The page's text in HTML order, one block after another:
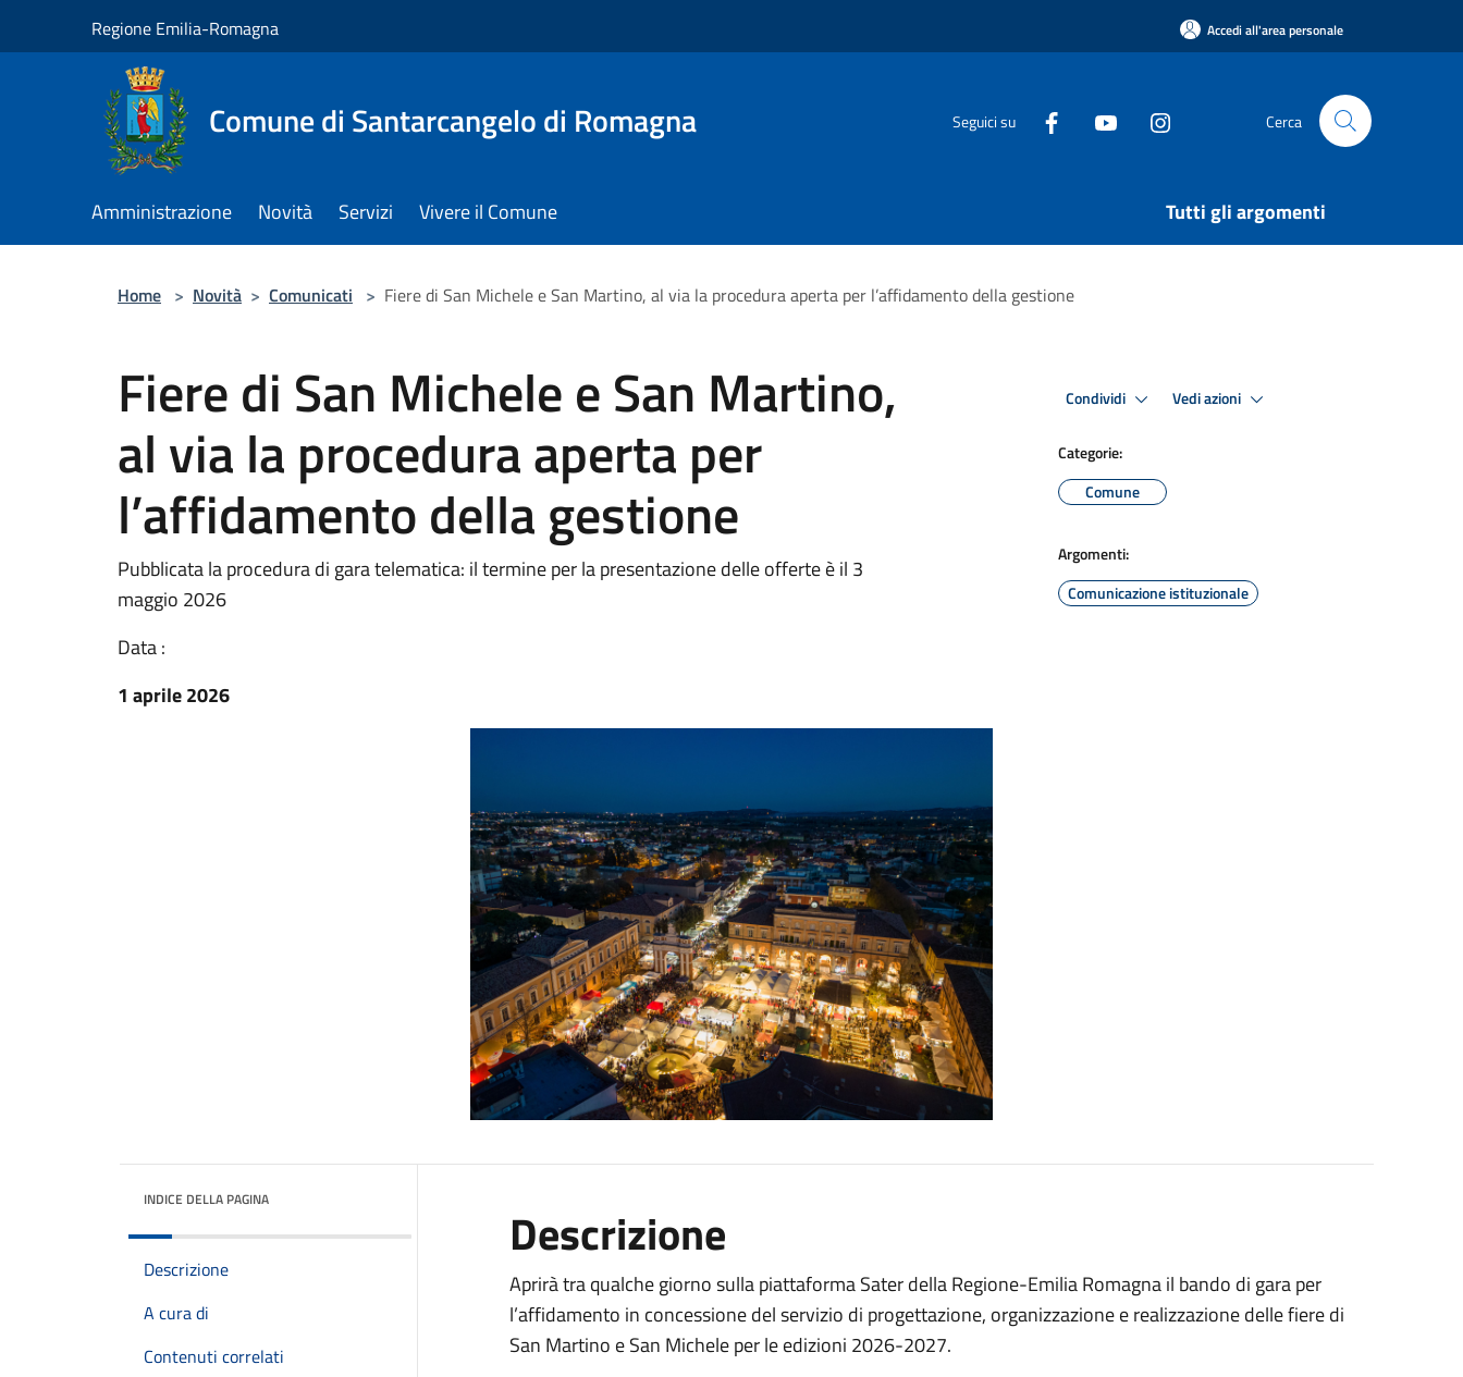
Regione Emilia-Romagna Accedi all'area personale
Comune di Santarcangelo di Romagna Seguici su Cerca
Amministrazione Novità Servizi Vivere il Comune Tutti gli argomenti
Home > Novità > Comunicati > Fiere di San Michele e San Martino, al via la procedura aperta per l’affidamento della gestione
Fiere di San Michele e San Martino,
al via la procedura aperta per
l’affidamento della gestione
Pubblicata la procedura di gara telematica: il termine per la presentazione delle offerte è il 3
maggio 2026
Data :
1 aprile 2026
Condividi Vedi azioni
Categorie:
Comune
Argomenti:
Comunicazione istituzionale
INDICE DELLA PAGINA
Descrizione
A cura di
Contenuti correlati
Descrizione
Aprirà tra qualche giorno sulla piattaforma Sater della Regione-Emilia Romagna il bando di gara per
l’affidamento in concessione del servizio di progettazione, organizzazione e realizzazione delle fiere di
San Martino e San Michele per le edizioni 2026-2027.